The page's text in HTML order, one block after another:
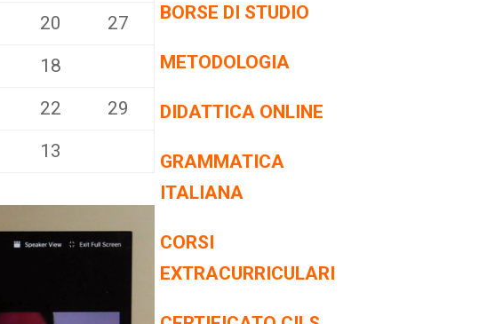
20
27
18
22
29
13
BORSE DI STUDIO
METODOLOGIA
DIDATTICA ONLINE
GRAMMATICA
ITALIANA
CORSI
EXTRACURRICULARI